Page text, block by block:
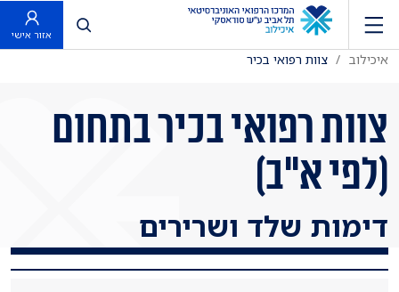
פתח חיפוש
אזור אישי
איכילוב צוות רפואי בכיר
צוות רפואי בכיר בתחום
(לפי א"ב)
דימות שלד ושרירים